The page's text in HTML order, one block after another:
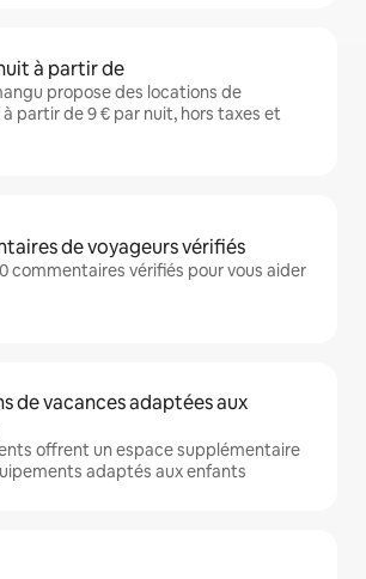
à partir de
propose des locations de
partir de 9 € par nuit, hors taxes et
de voyageurs vérifiés
commentaires vérifiés pour vous aider
de vacances adaptées aux
offrent un espace supplémentaire
adaptés aux enfants